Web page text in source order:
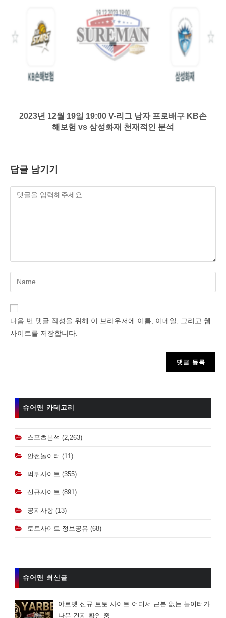
2023년 12월 19일 19:00 V-리그 남자 프로배구 KB손
해보험 vs 삼성화재 천재적인 분석
답글 남기기
Enter
your
name
다음 번 댓글 작성을 위해 이 브라우저에 이름, 이메일, 그리고 웹
사이트를 저장합니다.
슈어맨 카테고리
스포츠분석 (2,263)
안전놀이터 (11)
먹튀사이트 (355)
신규사이트 (891)
공지사항 (13)
토토사이트 정보공유 (68)
슈어맨 최신글
야르벳 신규 토토 사이트 어디서 근본 없는 놀이터가
나온 건지 확인 중